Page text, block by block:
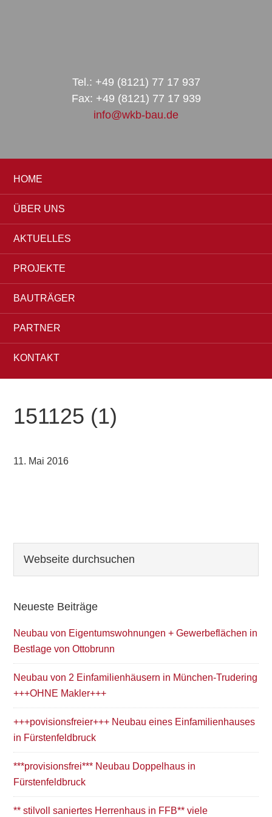
Tel.: +49 (8121) 77 17 937
Fax: +49 (8121) 77 17 939
info@wkb-bau.de
HOME
ÜBER UNS
AKTUELLES
PROJEKTE
BAUTRÄGER
PARTNER
KONTAKT
151125 (1)
11. Mai 2016
Seitenspalte
durchsuchen
Neueste Beiträge
Neubau von Eigentumswohnungen + Gewerbeflächen in
Bestlage von Ottobrunn
Neubau von 2 Einfamilienhäusern in München-Trudering
+++OHNE Makler+++
+++povisionsfreier+++ Neubau eines Einfamilienhauses
in Fürstenfeldbruck
***provisionsfrei*** Neubau Doppelhaus in
Fürstenfeldbruck
** stilvoll saniertes Herrenhaus in FFB** viele